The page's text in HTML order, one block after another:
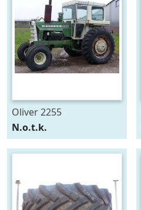
Oliver 2255
N.o.t.k.